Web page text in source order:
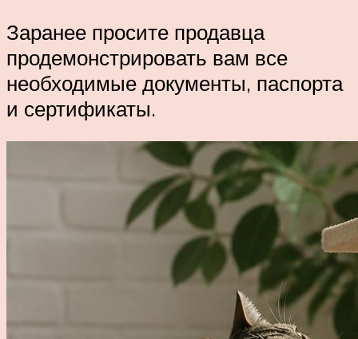
Заранее просите продавца
продемонстрировать вам все
необходимые документы, паспорта
и сертификаты.